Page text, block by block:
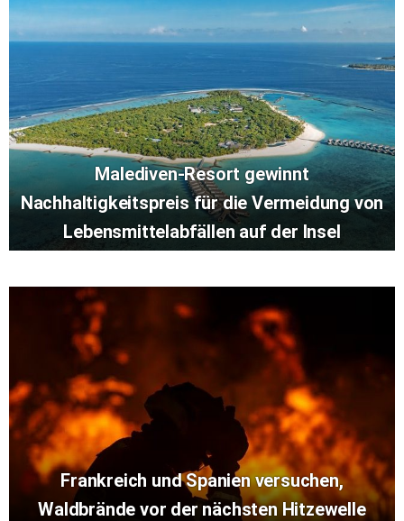
Malediven-Resort gewinnt
Nachhaltigkeitspreis für die Vermeidung von
Lebensmittelabfällen auf der Insel
Frankreich und Spanien versuchen,
Waldbrände vor der nächsten Hitzewelle